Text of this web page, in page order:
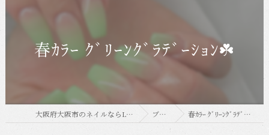
春ｶﾗｰ ｸﾞﾘｰﾝｸﾞﾗﾃﾞｰｼｮﾝ☘️
大阪府大阪市のネイルならLino nail ブログ 春ｶﾗｰ ｸﾞﾘｰﾝｸﾞﾗﾃﾞｰｼｮﾝ☘️